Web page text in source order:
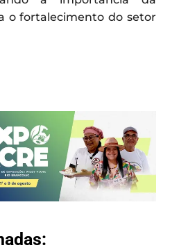
o fortalecimento do setor